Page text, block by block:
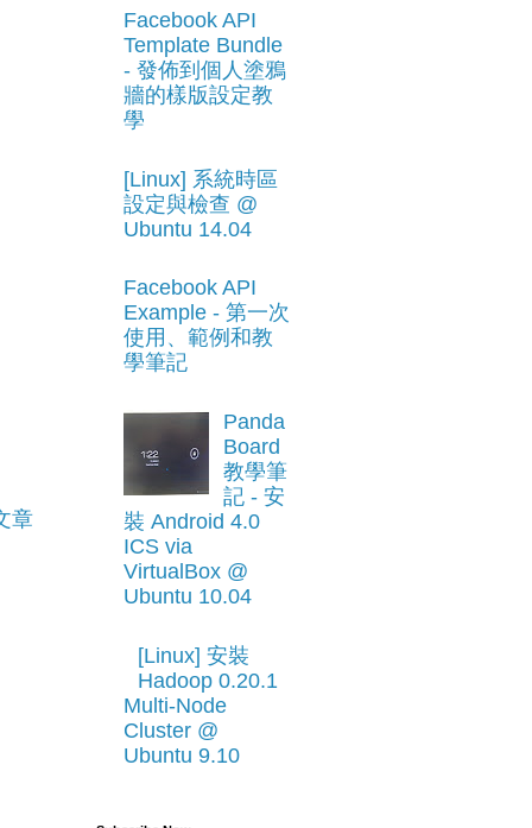
章
Facebook API
Template Bundle
- 發佈到個人塗鴉
牆的樣版設定教
學
[Linux] 系統時區
設定與檢查 @
Ubuntu 14.04
Facebook API
Example - 第一次
使用、範例和教
學筆記
Panda
Board
教學筆
記 - 安
裝 Android 4.0
ICS via
VirtualBox @
Ubuntu 10.04
[Linux] 安裝
Hadoop 0.20.1
Multi-Node
Cluster @
Ubuntu 9.10